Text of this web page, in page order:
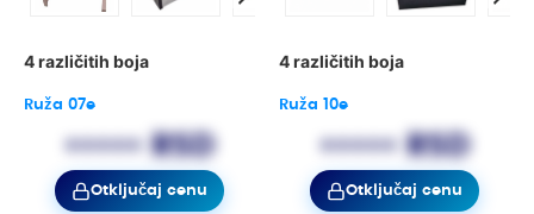
4 različitih boja
Ruža 07e
••••• RSD
Otključaj cenu
4 različitih boja
Ruža 10e
••••• RSD
Otključaj cenu